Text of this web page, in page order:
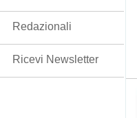
Redazionali
Ricevi Newsletter